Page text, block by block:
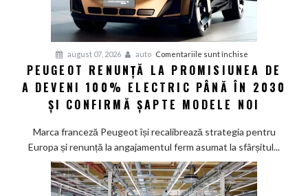
august 07, 2026 auto Comentariile sunt închise
Peugeot
renunță
la
de
a
100%
electric
PEUGEOT RENUNȚĂ LA PROMISIUNEA DE
A DEVENI 100% ELECTRIC PÂNĂ ÎN 2030
ȘI CONFIRMĂ ȘAPTE MODELE NOI
Marca franceză Peugeot își recalibrează strategia pentru
Europa și renunță la angajamentul ferm asumat la sfârșitul...